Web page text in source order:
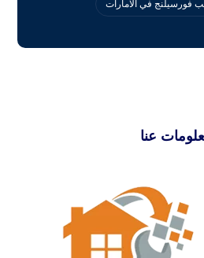
فورسيلنج في الامارات
عنا